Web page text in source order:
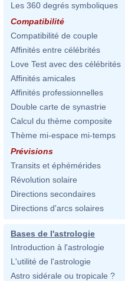
Les 360 degrés symboliques
Compatibilité
Compatibilité de couple
Affinités entre célébrités
Love Test avec des célébrités
Affinités amicales
Affinités professionnelles
Double carte de synastrie
Calcul du thème composite
Thème mi-espace mi-temps
Prévisions
Transits et éphémérides
Révolution solaire
Directions secondaires
Directions d'arcs solaires
Bases de l'astrologie
Introduction à l'astrologie
L'utilité de l'astrologie
Astro sidérale ou tropicale ?